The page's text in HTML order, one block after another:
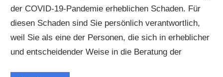
der COVID-19-Pandemie erheblichen Schaden. Für
diesen Schaden sind Sie persönlich verantwortlich,
weil Sie als eine der Personen, die sich in erheblicher
und entscheidender Weise in die Beratung der